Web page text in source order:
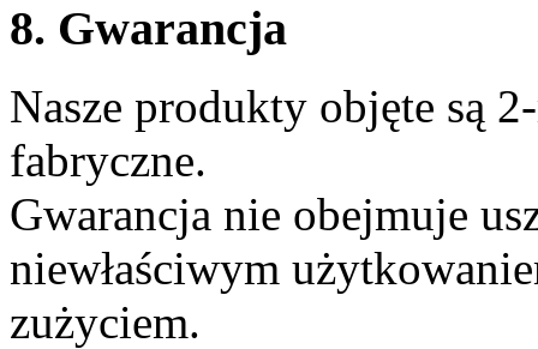
8. Gwarancja
Nasze produkty objęte są
fabryczne.
Gwarancja nie obejmuje
niewłaściwym
zużyciem.